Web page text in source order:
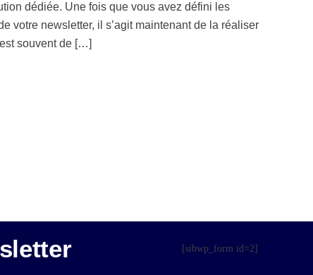
dédiée. Une fois que vous avez défini les
votre newsletter, il s’agit maintenant de la réaliser
souvent de […]
[sibwp_form id=2]